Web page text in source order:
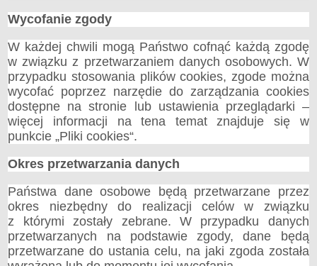
Wycofanie zgody
W każdej chwili mogą Państwo cofnąć każdą zgodę
w związku z przetwarzaniem danych osobowych. W
przypadku stosowania plików cookies, zgode można
wycofać poprzez narzędie do zarządzania cookies
dostępne na stronie lub ustawienia przeglądarki –
więcej informacji na tena temat znajduje się w
punkcie „Pliki cookies“.
Okres przetwarzania danych
Państwa dane osobowe będą przetwarzane przez
okres niezbędny do realizacji celów w związku
z którymi zostały zebrane. W przypadku danych
przetwarzanych na podstawie zgody, dane będą
przetwarzane do ustania celu, na jaki zgoda została